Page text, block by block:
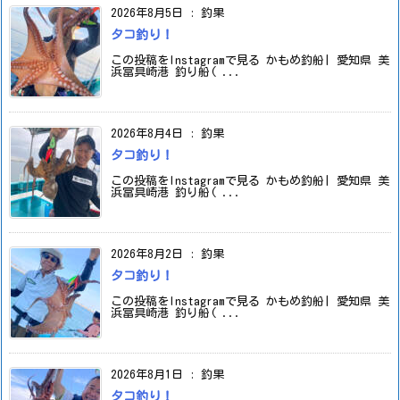
2026年8月5日 : 釣果
タコ釣り！
この投稿をInstagramで見る かもめ釣船| 愛知県 美
浜冨具崎港 釣り船( ...
2026年8月4日 : 釣果
タコ釣り！
この投稿をInstagramで見る かもめ釣船| 愛知県 美
浜冨具崎港 釣り船( ...
2026年8月2日 : 釣果
タコ釣り！
この投稿をInstagramで見る かもめ釣船| 愛知県 美
浜冨具崎港 釣り船( ...
2026年8月1日 : 釣果
タコ釣り！